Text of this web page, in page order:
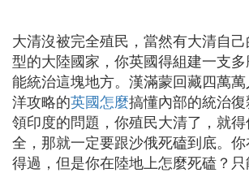
大清沒被完全殖民，當然有大清自
型的大陸國家，你英國得組建一支
能統治這塊地方。漢滿蒙回藏四萬
洋攻略的英國怎麼搞懂內部的統治
領印度的問題，你殖民大清了，就
全，那就一定要跟沙俄死磕到底。
得過，但是你在陸地上怎麼死磕？只